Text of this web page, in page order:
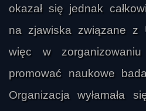
okazał się jednak
na zjawiska związane z
więc w
promować naukowe
Organizacja wyłamała